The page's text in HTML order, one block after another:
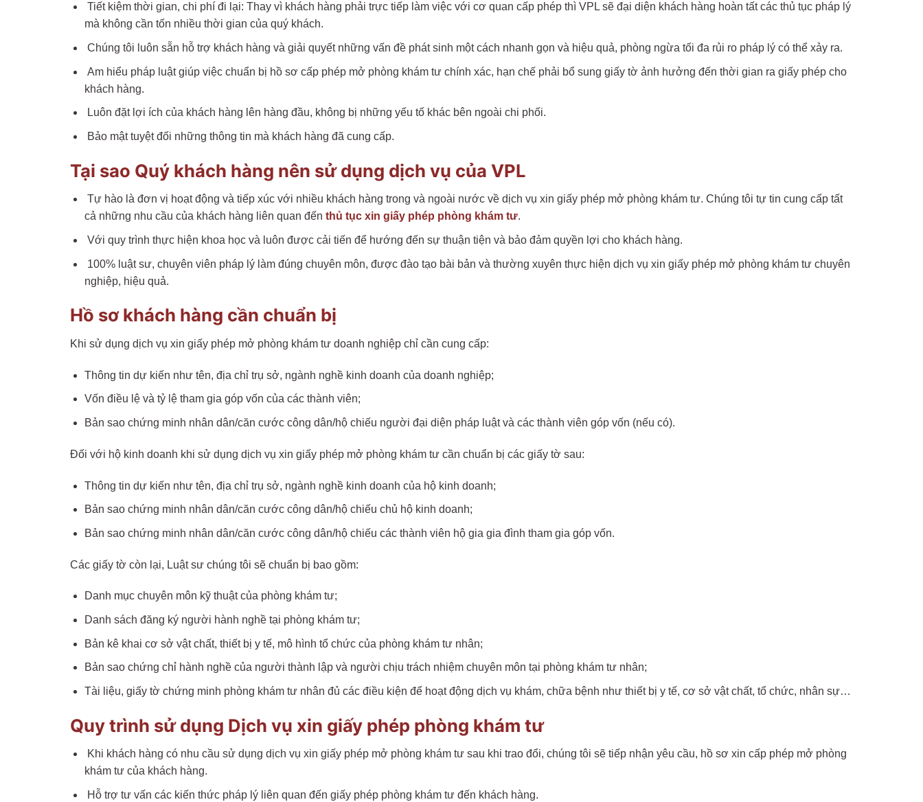
Tiết kiệm thời gian, chi phí đi lại: Thay vì khách hàng phải trực tiếp làm việc với cơ quan cấp phép thì VPL sẽ đại diện khách hàng hoàn tất các thủ tục pháp lý
mà không cần tốn nhiều thời gian của quý khách.
Chúng tôi luôn sẵn hỗ trợ khách hàng và giải quyết những vấn đề phát sinh một cách nhanh gọn và hiệu quả, phòng ngừa tối đa rủi ro pháp lý có thể xảy ra.
Am hiểu pháp luật giúp việc chuẩn bị hồ sơ cấp phép mở phòng khám tư chính xác, hạn chế phải bổ sung giấy tờ ảnh hưởng đến thời gian ra giấy phép cho
khách hàng.
Luôn đặt lợi ích của khách hàng lên hàng đầu, không bị những yếu tố khác bên ngoài chi phối.
Bảo mật tuyệt đối những thông tin mà khách hàng đã cung cấp.
Tại sao Quý khách hàng nên sử dụng dịch vụ của VPL
Tự hào là đơn vị hoạt động và tiếp xúc với nhiều khách hàng trong và ngoài nước về dịch vụ xin giấy phép mở phòng khám tư. Chúng tôi tự tin cung cấp tất
cả những nhu cầu của khách hàng liên quan đến thủ tục xin giấy phép phòng khám tư.
Với quy trình thực hiện khoa học và luôn được cải tiến để hướng đến sự thuận tiện và bảo đảm quyền lợi cho khách hàng.
100% luật sư, chuyên viên pháp lý làm đúng chuyên môn, được đào tạo bài bản và thường xuyên thực hiện dịch vụ xin giấy phép mở phòng khám tư chuyên
nghiệp, hiệu quả.
Hồ sơ khách hàng cần chuẩn bị
Khi sử dụng dịch vụ xin giấy phép mở phòng khám tư doanh nghiệp chỉ cần cung cấp:
Thông tin dự kiến như tên, địa chỉ trụ sở, ngành nghề kinh doanh của doanh nghiệp;
Vốn điều lệ và tỷ lệ tham gia góp vốn của các thành viên;
Bản sao chứng minh nhân dân/căn cước công dân/hộ chiếu người đại diện pháp luật và các thành viên góp vốn (nếu có).
Đối với hộ kinh doanh khi sử dụng dịch vụ xin giấy phép mở phòng khám tư cần chuẩn bị các giấy tờ sau:
Thông tin dự kiến như tên, địa chỉ trụ sở, ngành nghề kinh doanh của hộ kinh doanh;
Bản sao chứng minh nhân dân/căn cước công dân/hộ chiếu chủ hộ kinh doanh;
Bản sao chứng minh nhân dân/căn cước công dân/hộ chiếu các thành viên hộ gia gia đình tham gia góp vốn.
Các giấy tờ còn lại, Luật sư chúng tôi sẽ chuẩn bị bao gồm:
Danh mục chuyên môn kỹ thuật của phòng khám tư;
Danh sách đăng ký người hành nghề tại phòng khám tư;
Bản kê khai cơ sở vật chất, thiết bị y tế, mô hình tổ chức của phòng khám tư nhân;
Bản sao chứng chỉ hành nghề của người thành lập và người chịu trách nhiệm chuyên môn tại phòng khám tư nhân;
Tài liệu, giấy tờ chứng minh phòng khám tư nhân đủ các điều kiện để hoạt động dịch vụ khám, chữa bệnh như thiết bị y tế, cơ sở vật chất, tổ chức, nhân sự…
Quy trình sử dụng Dịch vụ xin giấy phép phòng khám tư
Khi khách hàng có nhu cầu sử dụng dịch vụ xin giấy phép mở phòng khám tư sau khi trao đổi, chúng tôi sẽ tiếp nhận yêu cầu, hồ sơ xin cấp phép mở phòng
khám tư của khách hàng.
Hỗ trợ tư vấn các kiến thức pháp lý liên quan đến giấy phép phòng khám tư đến khách hàng.